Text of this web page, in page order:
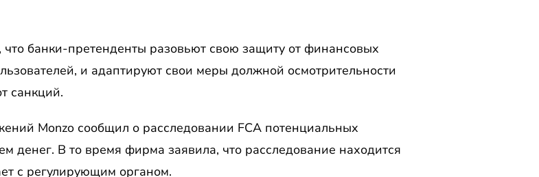
банки-претенденты разовьют свою защиту от финансовых
и адаптируют свои меры должной осмотрительности
санкций.
Monzo сообщил о расследовании FCA потенциальных
денег. В то время фирма заявила, что расследование находится
с регулирующим органом.